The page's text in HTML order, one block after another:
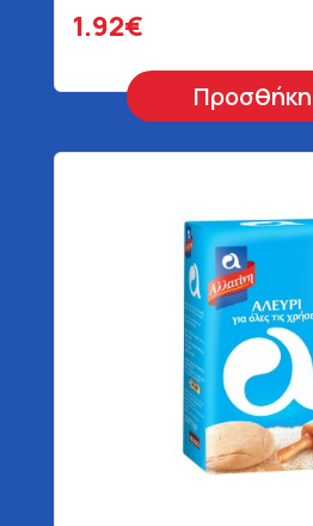
1.92€
Προσθήκη